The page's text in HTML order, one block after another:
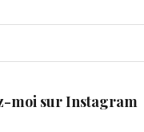
moi sur Instagram